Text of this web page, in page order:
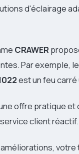
d'éclairage
CRAWER
Par exemple, le
est un feu
offre pratique
client réactif.